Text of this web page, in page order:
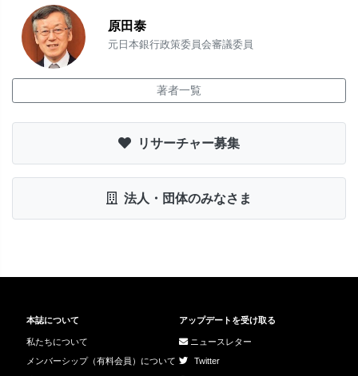
原田泰
元日本銀行政策委員会審議委員
著者一覧
リサーチャー募集
法人・団体のみなさま
本誌について
私たちについて
メンバーシップ（有料会員）について
アップデートを受け取る
ニュースレター
Twitter